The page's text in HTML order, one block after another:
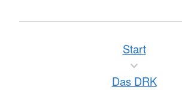
Start
Das DRK